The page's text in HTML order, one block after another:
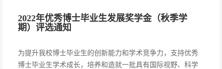
2022年优秀博士毕业生发展奖学金（秋季学
期）评选通知
为提升我校博士毕业生的创新能力和学术竞争力，支持优秀
博士毕业生学术成长，培养和造就一批具有国际视野、科学